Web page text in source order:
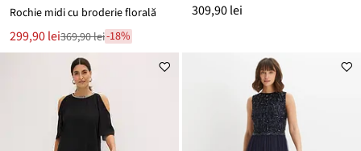
Rochie midi cu broderie florală
Noul
preț
299,90 lei
Reducere369,90 lei-18%
309,90 lei